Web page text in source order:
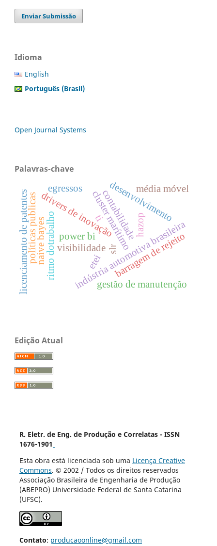
Enviar Submissão
Idioma
English
Português (Brasil)
Open Journal Systems
Palavras-chave
visibilidade
indústria automotiva brasileira
cluster marítimo
drivers de inovação
gestão de manutenção
ritmo dotrabalho contabilidade
slr
naive bayes
desenvolvimento
políticas publicas barragem de rejeito
hazop
etei
power bi
ti
egressos média móvel
licenciamento de patentes
Edição Atual
R. Eletr. de Eng. de Produção e Correlatas - ISSN
1676-1901
Esta obra está licenciada sob uma Licença Creative
Commons. © 2002 / Todos os direitos reservados
Associação Brasileira de Engenharia de Produção
(ABEPRO) Universidade Federal de Santa Catarina
(UFSC).
Contato: producaoonline@gmail.com